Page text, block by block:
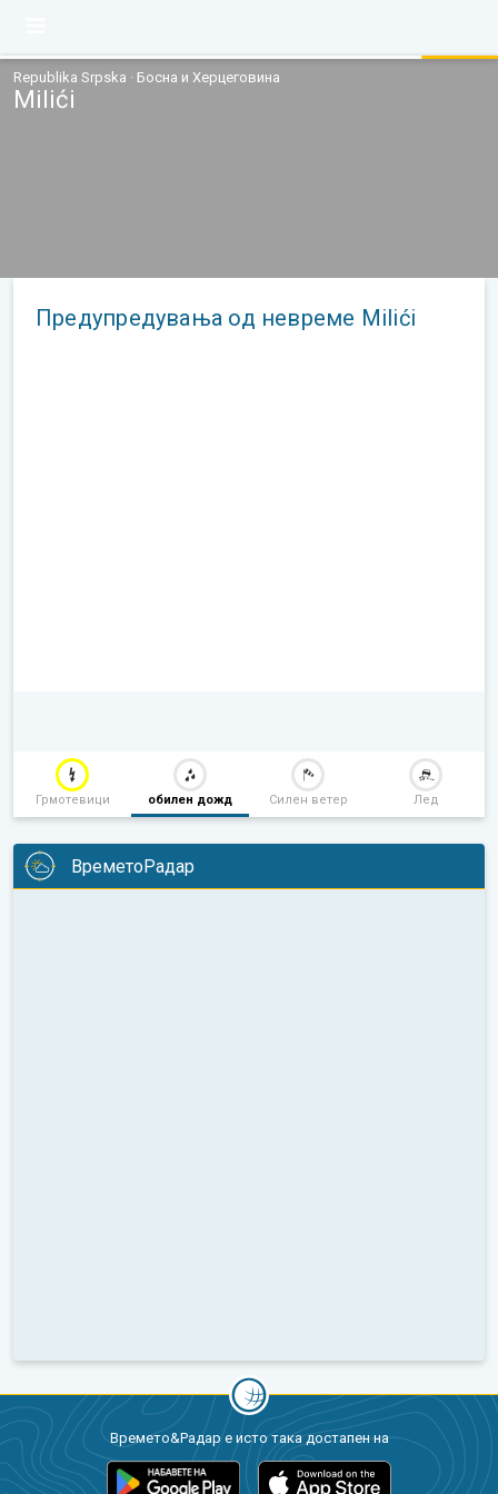
Republika Srpska · Босна и Херцеговина
Milići
Предупредувања од невреме Milići
Грмотевици обилен дожд Силен ветер Лед
ВреметоРадар
Времето&Радар е исто така достапен на